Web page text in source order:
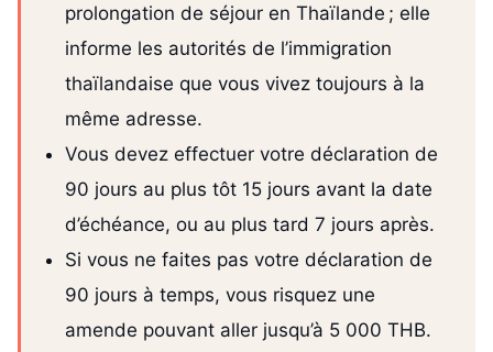
prolongation de séjour en Thaïlande ; elle
informe les autorités de l’immigration
thaïlandaise que vous vivez toujours à la
même adresse.
Vous devez effectuer votre déclaration de
90 jours au plus tôt 15 jours avant la date
d’échéance, ou au plus tard 7 jours après.
Si vous ne faites pas votre déclaration de
90 jours à temps, vous risquez une
amende pouvant aller jusqu’à 5 000 THB.